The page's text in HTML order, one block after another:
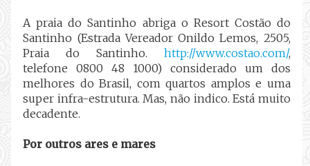
A praia do Santinho abriga o Resort Costão do
Santinho (Estrada Vereador Onildo Lemos, 2505,
Praia do Santinho. http://www.costao.com/,
telefone 0800 48 1000) considerado um dos
melhores do Brasil, com quartos amplos e uma
super infra-estrutura. Mas, não indico. Está muito
decadente.
Por outros ares e mares